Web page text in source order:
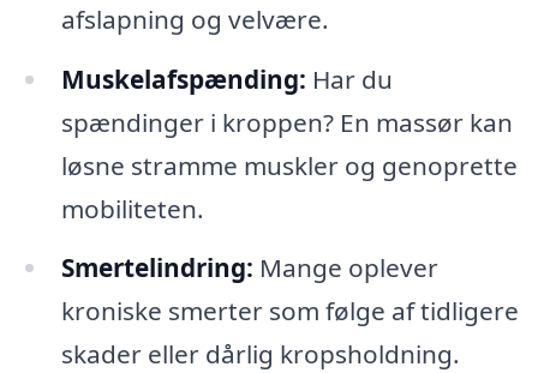
afslapning og velvære.
Muskelafspænding: Har du
spændinger i kroppen? En massør kan
løsne stramme muskler og genoprette
mobiliteten.
Smertelindring: Mange oplever
kroniske smerter som følge af tidligere
skader eller dårlig kropsholdning.